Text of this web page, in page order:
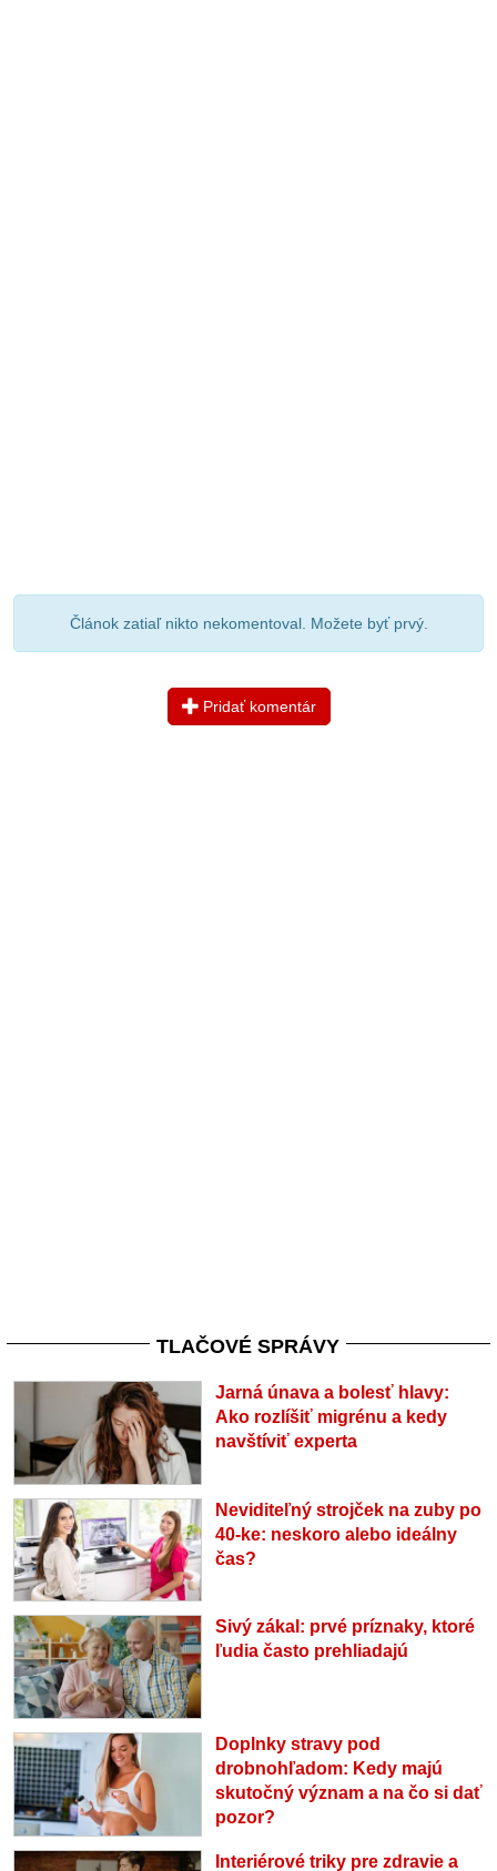
Článok zatiaľ nikto nekomentoval. Možete byť prvý.
Pridať komentár
TLAČOVÉ SPRÁVY
Jarná únava a bolesť hlavy:
Ako rozlíšiť migrénu a kedy
navštíviť experta
Neviditeľný strojček na zuby po
40-ke: neskoro alebo ideálny
čas?
Sivý zákal: prvé príznaky, ktoré
ľudia často prehliadajú
Doplnky stravy pod
drobnohľadom: Kedy majú
skutočný význam a na čo si dať
pozor?
Interiérové triky pre zdravie a